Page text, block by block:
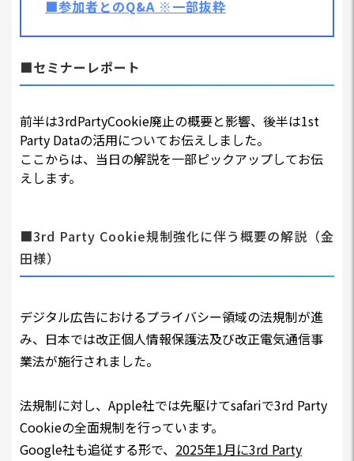
■参加者とのQ&A ※一部抜粋
■セミナーレポート
前半は3rdPartyCookie廃⽌の概要と影響、後半は1st
Party Dataの活用についてお伝えしました。
ここからは、当日の解説を一部ピックアップしてお伝
えします。
■3rd Party Cookie規制強化に伴う概要の解説（金
田様）
デジタル広告におけるプライバシー領域の法規制が進
み、日本では改正個⼈情報保護法及び改正電気通信事
業法が施⾏されました。
法規制に対し、Apple社では先駆けてsafariで3rd Party
Cookieの全面規制を行っています。
Google社も追従する形で、 2025年1月に3rd Party